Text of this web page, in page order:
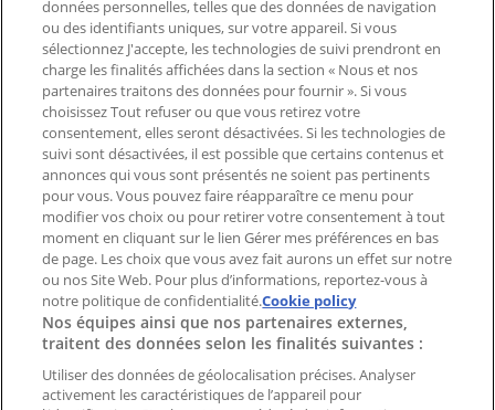
Demande marketing et professionnelle
Magasin mal situé sur la carte
Signaler un prospectus
Vous rencontrez un problème technique sur l’appli
ou le site?
Index
Marques
Marques locales
Enseignes
Commerces à proximité
Produits
Produits locaux
Villes
données personnelles, telles que des données de navigation
ou des identifiants uniques, sur votre appareil. Si vous
sélectionnez J'accepte, les technologies de suivi prendront en
charge les finalités affichées dans la section « Nous et nos
partenaires traitons des données pour fournir ». Si vous
choisissez Tout refuser ou que vous retirez votre
consentement, elles seront désactivées. Si les technologies de
suivi sont désactivées, il est possible que certains contenus et
annonces qui vous sont présentés ne soient pas pertinents
pour vous. Vous pouvez faire réapparaître ce menu pour
modifier vos choix ou pour retirer votre consentement à tout
moment en cliquant sur le lien Gérer mes préférences en bas
de page. Les choix que vous avez fait aurons un effet sur notre
ou nos Site Web. Pour plus d’informations, reportez-vous à
notre politique de confidentialité.Cookie policy
Nos équipes ainsi que nos partenaires externes,
traitent des données selon les finalités suivantes :
Utiliser des données de géolocalisation précises. Analyser
activement les caractéristiques de l’appareil pour